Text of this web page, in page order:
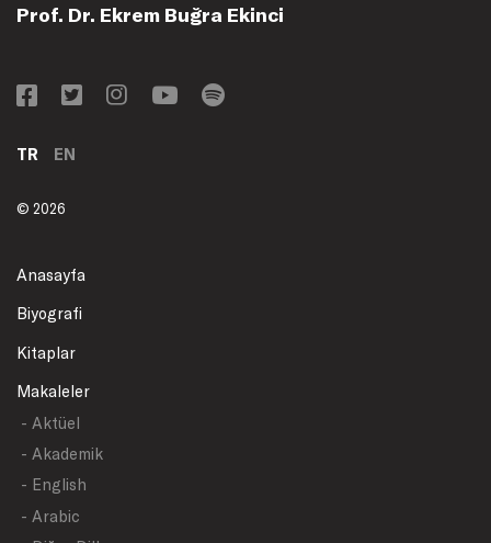
Prof. Dr. Ekrem Buğra Ekinci
TR EN
© 2026
Anasayfa
Biyografi
Kitaplar
Makaleler
- Aktüel
- Akademik
- English
- Arabic